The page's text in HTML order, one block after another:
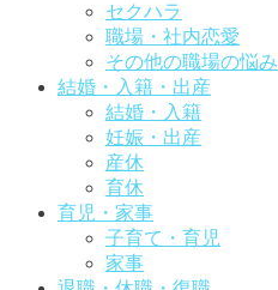
セクハラ
職場・社内恋愛
その他の職場の悩み
結婚・入籍・出産
結婚・入籍
妊娠・出産
産休
育休
育児・家事
子育て・育児
家事